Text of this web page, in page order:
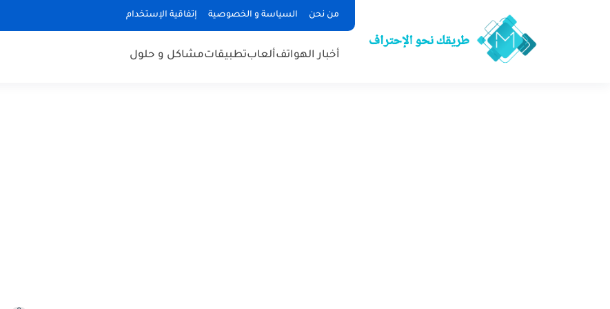
من نحن السياسة و الخصوصية إتفاقية الإستخدام
أخبار الهواتفألعابتطبيقاتمشاكل و حلول